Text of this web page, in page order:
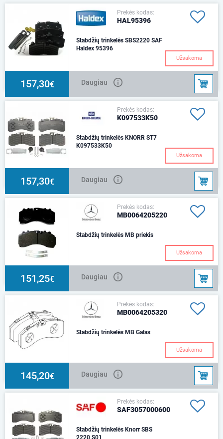
Prekės kodas:
HAL95396
Stabdžių trinkelės SBS2220 SAF
Haldex 95396
Užsakoma
157,30€ Daugiau
Prekės kodas:
K097533K50
Stabdžių trinkelės KNORR ST7
K097533K50
Užsakoma
157,30€ Daugiau
Prekės kodas:
MB0064205220
Stabdžių trinkelės MB priekis
Užsakoma
151,25€ Daugiau
Prekės kodas:
MB0064205320
Stabdžių trinkelės MB Galas
Užsakoma
145,20€ Daugiau
Prekės kodas:
SAF3057000600
Stabdžių trinkelės Knorr SBS
2220 S01